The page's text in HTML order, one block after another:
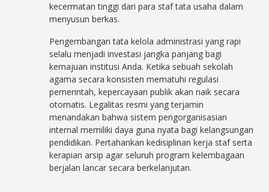
kecermatan tinggi dari para staf tata usaha dalam
menyusun berkas.
Pengembangan tata kelola administrasi yang rapi
selalu menjadi investasi jangka panjang bagi
kemajuan institusi Anda. Ketika sebuah sekolah
agama secara konsisten mematuhi regulasi
pemerintah, kepercayaan publik akan naik secara
otomatis. Legalitas resmi yang terjamin
menandakan bahwa sistem pengorganisasian
internal memiliki daya guna nyata bagi kelangsungan
pendidikan. Pertahankan kedisiplinan kerja staf serta
kerapian arsip agar seluruh program kelembagaan
berjalan lancar secara berkelanjutan.